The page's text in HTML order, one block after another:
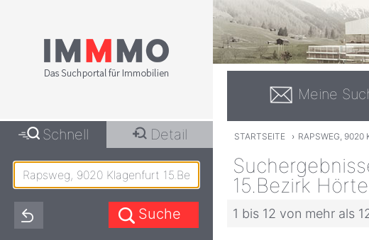
Meine
STARTSEITE › RAPSWEG, 9020
15.Bezirk
1 bis 12 von mehr als
Schnell Detail